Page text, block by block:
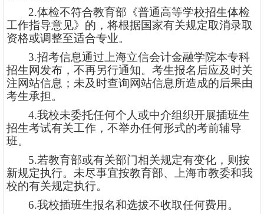
2.体检不符合教育部《普通高等学校招生体检
工作指导意见》的，将根据国家有关规定取消录取
资格或调整至适合专业。
3.招考信息通过上海立信会计金融学院本专科
招生网发布，不再另行通知。考生报名后应及时关
注网站信息；未及时查询网站信息所造成的后果由
考生承担。
4.我校未委托任何个人或中介组织开展插班生
招生考试有关工作，不举办任何形式的考前辅导
班。
5.若教育部或有关部门相关规定有变化，则按
新规定执行。未尽事宜按教育部、上海市教委和我
校的有关规定执行。
6.我校插班生报名和选拔不收取任何费用。